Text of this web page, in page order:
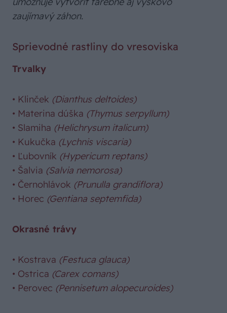
zaujímavý záhon.
Sprievodné rastliny do vresoviska
Trvalky
• Klinček (Dianthus deltoides)
• Materina dúška (Thymus serpyllum)
• Slamiha (Helichrysum italicum)
• Kukučka (Lychnis viscaria)
• Ľubovník (Hypericum reptans)
• Šalvia (Salvia nemorosa)
• Černohlávok (Prunulla grandiflora)
• Horec (Gentiana septemfida)
Okrasné trávy
• Kostrava (Festuca glauca)
• Ostrica (Carex comans)
• Perovec (Pennisetum alopecuroides)